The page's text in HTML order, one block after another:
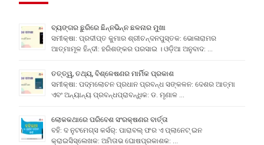
ବ୍ୟଙ୍ଗର ଛୁରିରେ ଛିନ୍ନଭିନ୍ନ ଛଳନାର ମୁଖା
ସମୀକ୍ଷା: ପ୍ରଦୀପ୍ତ କୁମାର ଶ୍ରୀଚନ୍ଦନପୁସ୍ତକ: ଭୋଳାରାମର
ଆତ୍ମାମୂଳ ହିନ୍ଦୀ: ହରିଶଙ୍କର ପରସାଇ । ଓଡ଼ିଆ ଅନୁବାଦ: …
ତତ୍ତ୍ୱ, ତଥ୍ୟ, ବିଶ୍ଳେଷଣର ମାର୍ମିକ ପ୍ରକାଶ
ସମୀକ୍ଷା: ପଦ୍ମଲୋଚନ ପ୍ରଧାନ ପ୍ରବନ୍ଧ ସଙ୍କଳନ: ଦେଶର ଆତ୍ମା
ଏବଂ ଅନ୍ୟାନ୍ୟ ପ୍ରବନ୍ଧପ୍ରାବନ୍ଧିକ: ଡ. ମୃଣାଳ …
ଲୋକକଥାରେ ପରିବେଶ ସଂରକ୍ଷଣର ବାର୍ତ୍ତା
ବହି: ଦ ନୁଟମେଗ୍ସ କର୍ସର୍: ପାରାବଲ୍ ଫର ଏ ପ୍ଲାନେଟ୍ ଇନ
କ୍ରାଇସିସ୍ଲେଖକ: ଅମିତାଭ ଘୋଷପ୍ରକାଶକ: …